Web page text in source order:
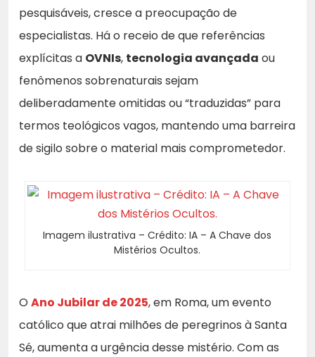
pesquisáveis, cresce a preocupação de
especialistas. Há o receio de que referências
explícitas a OVNIs, tecnologia avançada ou
fenômenos sobrenaturais sejam
deliberadamente omitidas ou “traduzidas” para
termos teológicos vagos, mantendo uma barreira
de sigilo sobre o material mais comprometedor.
Imagem ilustrativa – Crédito: IA – A Chave dos
Mistérios Ocultos.
O Ano Jubilar de 2025, em Roma, um evento
católico que atrai milhões de peregrinos à Santa
Sé, aumenta a urgência desse mistério. Com as